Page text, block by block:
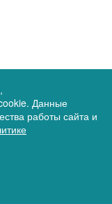
Данные
работы сайта и